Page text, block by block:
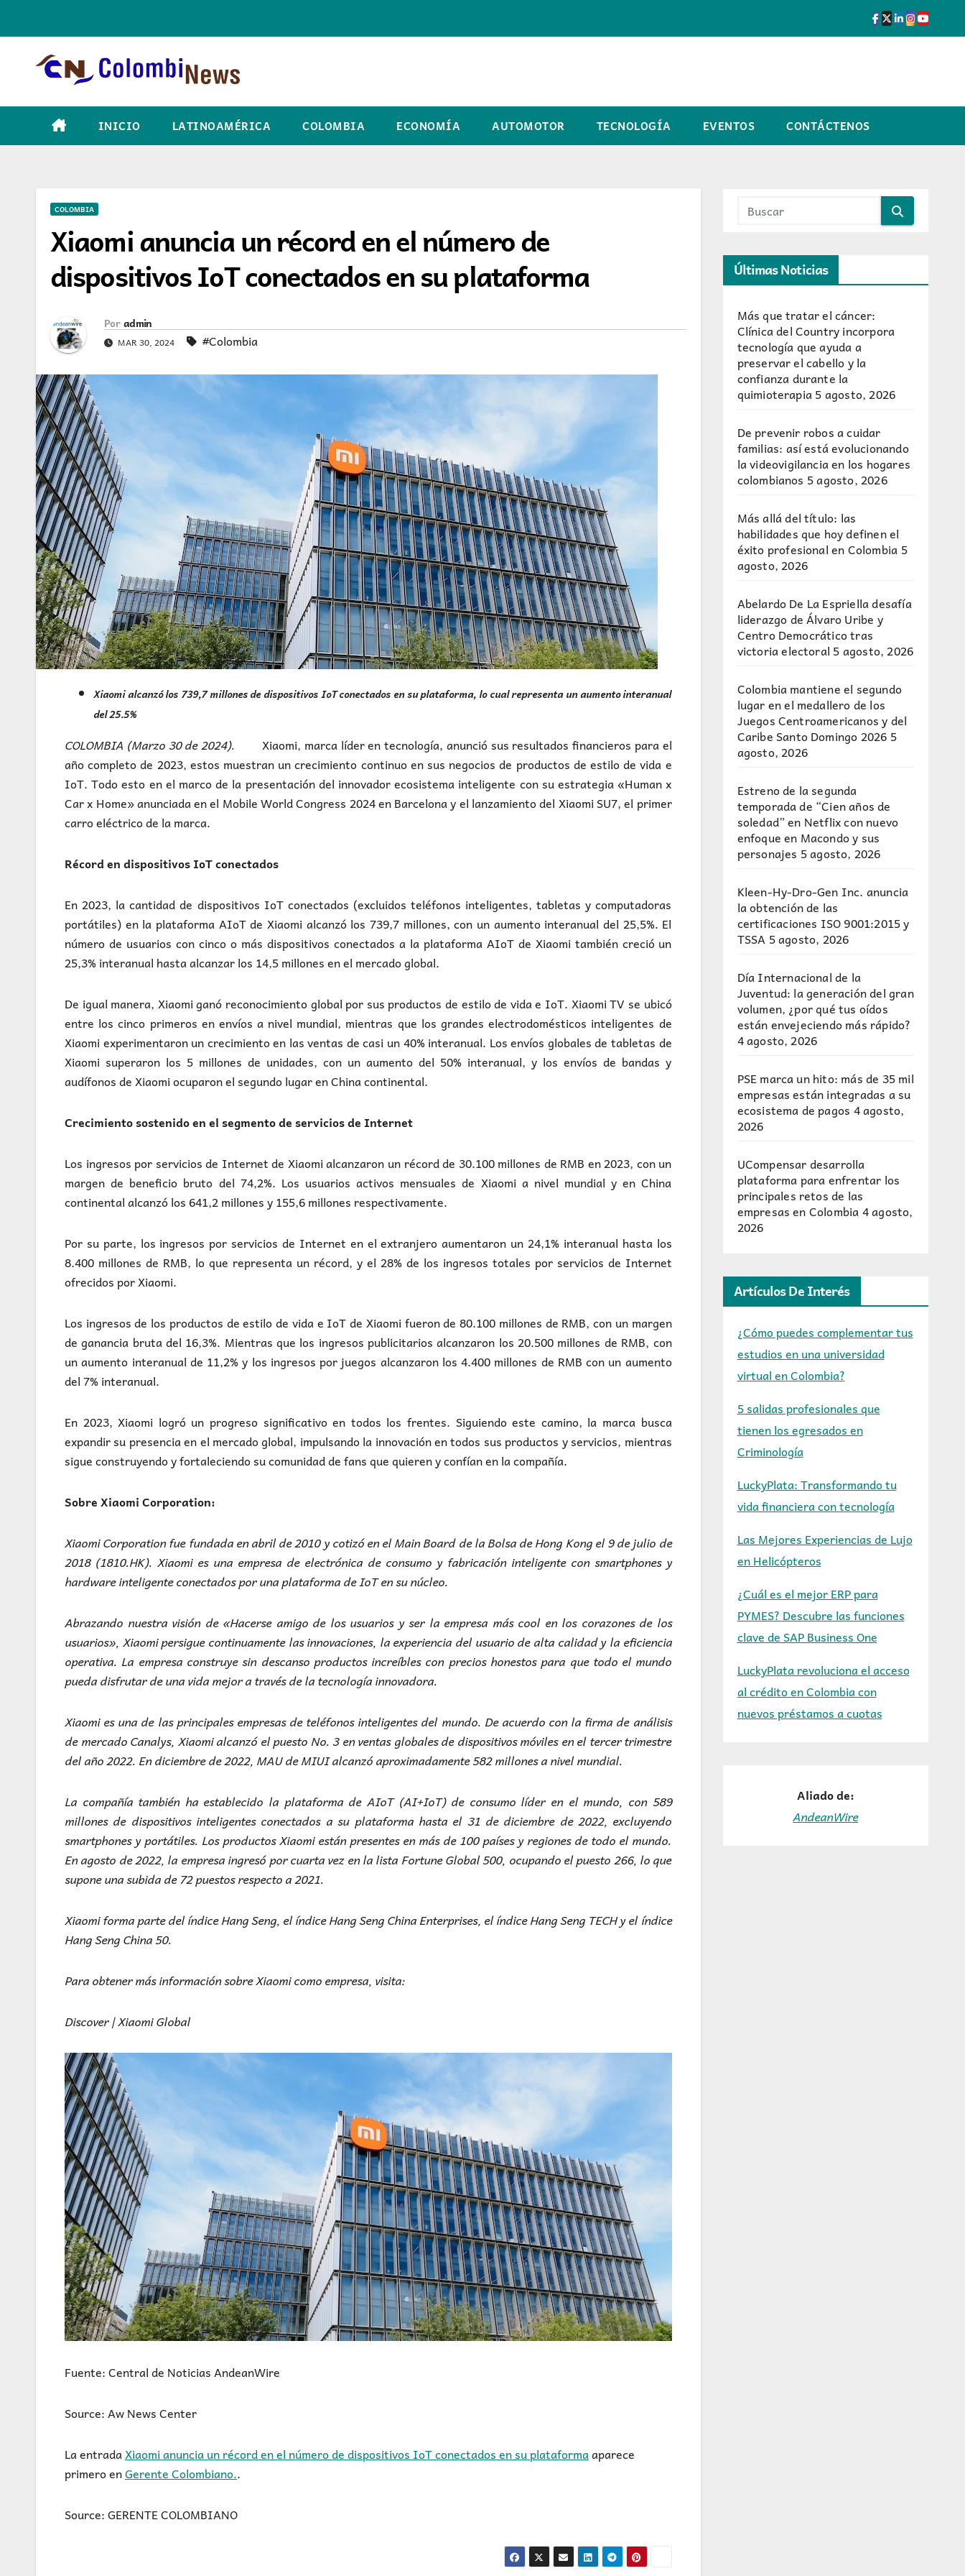
INICIO LATINOAMÉRICA COLOMBIA ECONOMÍA AUTOMOTOR TECNOLOGÍA EVENTOS CONTÁCTENOS
COLOMBIA
Xiaomi anuncia un récord en el número de
dispositivos IoT conectados en su plataforma
Por admin
MAR 30, 2024 #Colombia
Xiaomi alcanzó los 739,7 millones de dispositivos IoT conectados en su plataforma, lo cual representa un aumento interanual
del 25.5%
COLOMBIA (Marzo 30 de 2024). Xiaomi, marca líder en tecnología, anunció sus resultados financieros para el
año completo de 2023, estos muestran un crecimiento continuo en sus negocios de productos de estilo de vida e
IoT. Todo esto en el marco de la presentación del innovador ecosistema inteligente con su estrategia «Human x
Car x Home» anunciada en el Mobile World Congress 2024 en Barcelona y el lanzamiento del Xiaomi SU7, el primer
carro eléctrico de la marca.
Récord en dispositivos IoT conectados
En 2023, la cantidad de dispositivos IoT conectados (excluidos teléfonos inteligentes, tabletas y computadoras
portátiles) en la plataforma AIoT de Xiaomi alcanzó los 739,7 millones, con un aumento interanual del 25,5%. El
número de usuarios con cinco o más dispositivos conectados a la plataforma AIoT de Xiaomi también creció un
25,3% interanual hasta alcanzar los 14,5 millones en el mercado global.
De igual manera, Xiaomi ganó reconocimiento global por sus productos de estilo de vida e IoT. Xiaomi TV se ubicó
entre los cinco primeros en envíos a nivel mundial, mientras que los grandes electrodomésticos inteligentes de
Xiaomi experimentaron un crecimiento en las ventas de casi un 40% interanual. Los envíos globales de tabletas de
Xiaomi superaron los 5 millones de unidades, con un aumento del 50% interanual, y los envíos de bandas y
audífonos de Xiaomi ocuparon el segundo lugar en China continental.
Crecimiento sostenido en el segmento de servicios de Internet
Los ingresos por servicios de Internet de Xiaomi alcanzaron un récord de 30.100 millones de RMB en 2023, con un
margen de beneficio bruto del 74,2%. Los usuarios activos mensuales de Xiaomi a nivel mundial y en China
continental alcanzó los 641,2 millones y 155,6 millones respectivamente.
Por su parte, los ingresos por servicios de Internet en el extranjero aumentaron un 24,1% interanual hasta los
8.400 millones de RMB, lo que representa un récord, y el 28% de los ingresos totales por servicios de Internet
ofrecidos por Xiaomi.
Los ingresos de los productos de estilo de vida e IoT de Xiaomi fueron de 80.100 millones de RMB, con un margen
de ganancia bruta del 16,3%. Mientras que los ingresos publicitarios alcanzaron los 20.500 millones de RMB, con
un aumento interanual de 11,2% y los ingresos por juegos alcanzaron los 4.400 millones de RMB con un aumento
del 7% interanual.
En 2023, Xiaomi logró un progreso significativo en todos los frentes. Siguiendo este camino, la marca busca
expandir su presencia en el mercado global, impulsando la innovación en todos sus productos y servicios, mientras
sigue construyendo y fortaleciendo su comunidad de fans que quieren y confían en la compañía.
Sobre Xiaomi Corporation:
Xiaomi Corporation fue fundada en abril de 2010 y cotizó en el Main Board de la Bolsa de Hong Kong el 9 de julio de
2018 (1810.HK). Xiaomi es una empresa de electrónica de consumo y fabricación inteligente con smartphones y
hardware inteligente conectados por una plataforma de IoT en su núcleo.
Abrazando nuestra visión de «Hacerse amigo de los usuarios y ser la empresa más cool en los corazones de los
usuarios», Xiaomi persigue continuamente las innovaciones, la experiencia del usuario de alta calidad y la eficiencia
operativa. La empresa construye sin descanso productos increíbles con precios honestos para que todo el mundo
pueda disfrutar de una vida mejor a través de la tecnología innovadora.
Xiaomi es una de las principales empresas de teléfonos inteligentes del mundo. De acuerdo con la firma de análisis
de mercado Canalys, Xiaomi alcanzó el puesto No. 3 en ventas globales de dispositivos móviles en el tercer trimestre
del año 2022. En diciembre de 2022, MAU de MIUI alcanzó aproximadamente 582 millones a nivel mundial.
La compañía también ha establecido la plataforma de AIoT (AI+IoT) de consumo líder en el mundo, con 589
millones de dispositivos inteligentes conectados a su plataforma hasta el 31 de diciembre de 2022, excluyendo
smartphones y portátiles. Los productos Xiaomi están presentes en más de 100 países y regiones de todo el mundo.
En agosto de 2022, la empresa ingresó por cuarta vez en la lista Fortune Global 500, ocupando el puesto 266, lo que
supone una subida de 72 puestos respecto a 2021.
Xiaomi forma parte del índice Hang Seng, el índice Hang Seng China Enterprises, el índice Hang Seng TECH y el índice
Hang Seng China 50.
Para obtener más información sobre Xiaomi como empresa, visita:
Discover | Xiaomi Global
Fuente: Central de Noticias AndeanWire
Source: Aw News Center
La entradaXiaomi anuncia un récord en el número de dispositivos IoT conectados en su plataformaaparece
primero enGerente Colombiano..
Source: GERENTE COLOMBIANO
Últimas Noticias
Más que tratar el cáncer:
Clínica del Country incorpora
tecnología que ayuda a
preservar el cabello y la
confianza durante la
quimioterapia5 agosto, 2026
De prevenir robos a cuidar
familias: así está evolucionando
la videovigilancia en los hogares
colombianos 5 agosto, 2026
Más allá del título: las
habilidades que hoy definen el
éxito profesional en Colombia 5
agosto, 2026
Abelardo De La Espriella desafía
liderazgo de Álvaro Uribe y
Centro Democrático tras
victoria electoral 5 agosto, 2026
Colombia mantiene el segundo
lugar en el medallero de los
Juegos Centroamericanos y del
Caribe Santo Domingo 2026 5
agosto, 2026
Estreno de la segunda
temporada de “Cien años de
soledad” en Netflix con nuevo
enfoque en Macondo y sus
personajes 5 agosto, 2026
Kleen-Hy-Dro-Gen Inc. anuncia
la obtención de las
certificaciones ISO 9001:2015 y
TSSA 5 agosto, 2026
Día Internacional de la
Juventud: la generación del gran
volumen, ¿por qué tus oídos
están envejeciendo más rápido?
4 agosto, 2026
PSE marca un hito: más de 35 mil
empresas están integradas a su
ecosistema de pagos 4 agosto,
2026
UCompensar desarrolla
plataforma para enfrentar los
principales retos de las
empresas en Colombia4 agosto,
2026
Artículos De Interés
¿Cómo puedes complementar tus
estudios en una universidad
virtual en Colombia?
5 salidas profesionales que
tienen los egresados en
Criminología
LuckyPlata: Transformando tu
vida financiera con tecnología
Las Mejores Experiencias de Lujo
en Helicópteros
¿Cuál es el mejor ERP para
PYMES? Descubre las funciones
clave de SAP Business One
LuckyPlata revoluciona el acceso
al crédito en Colombia con
nuevos préstamos a cuotas
Aliado de:
AndeanWire